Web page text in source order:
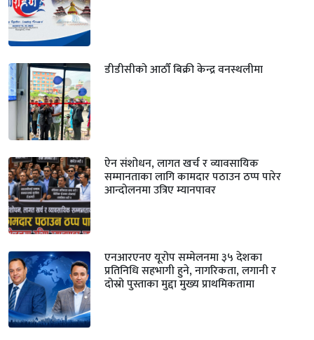
डीडीसीको आठौँ बिक्री केन्द्र वनस्थलीमा
ऐन संशोधन, लागत खर्च र व्यावसायिक
सम्मानताका लागि कामदार पठाउन ठप्प पारेर
आन्दोलनमा उत्रिए म्यानपावर
एनआरएनए यूरोप सम्मेलनमा ३५ देशका
प्रतिनिधि सहभागी हुने, नागरिकता, लगानी र
दोस्रो पुस्ताका मुद्दा मुख्य प्राथमिकतामा